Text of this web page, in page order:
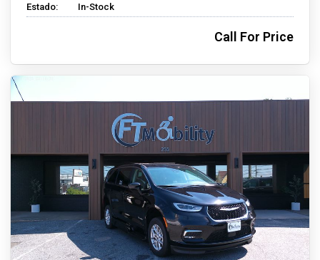
Estado:
In-Stock
Call For Price